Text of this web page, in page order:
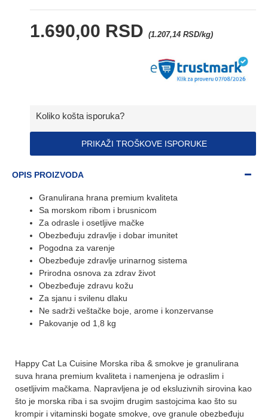
1.690,00 RSD (1.207,14 RSD/kg)
Koliko košta isporuka?
PRIKAŽI TROŠKOVE ISPORUKE
OPIS PROIZVODA
Granulirana hrana premium kvaliteta
Sa morskom ribom i brusnicom
Za odrasle i osetljive mačke
Obezbeđuju zdravlje i dobar imunitet
Pogodna za varenje
Obezbeđuje zdravlje urinarnog sistema
Prirodna osnova za zdrav život
Obezbeđuje zdravu kožu
Za sjanu i svilenu dlaku
Ne sadrži veštačke boje, arome i konzervanse
Pakovanje od 1,8 kg
Happy Cat La Cuisine Morska riba & smokve je granulirana
suva hrana premium kvaliteta i namenjena je odraslim i
osetljivim mačkama. Napravljena je od eksluzivnih sirovina kao
što je morska riba i sa svojim drugim sastojcima kao što su
krompir i vitaminski bogate smokve, ove granule obezbeđuju